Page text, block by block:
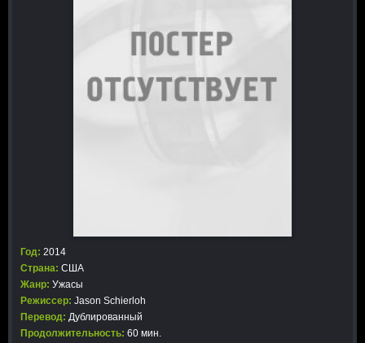
Год: 2014
Страна: США
Жанр: Ужасы
Режиссер: Jason Schierloh
Перевод: Дублированный
Продолжительность: 60 мин.